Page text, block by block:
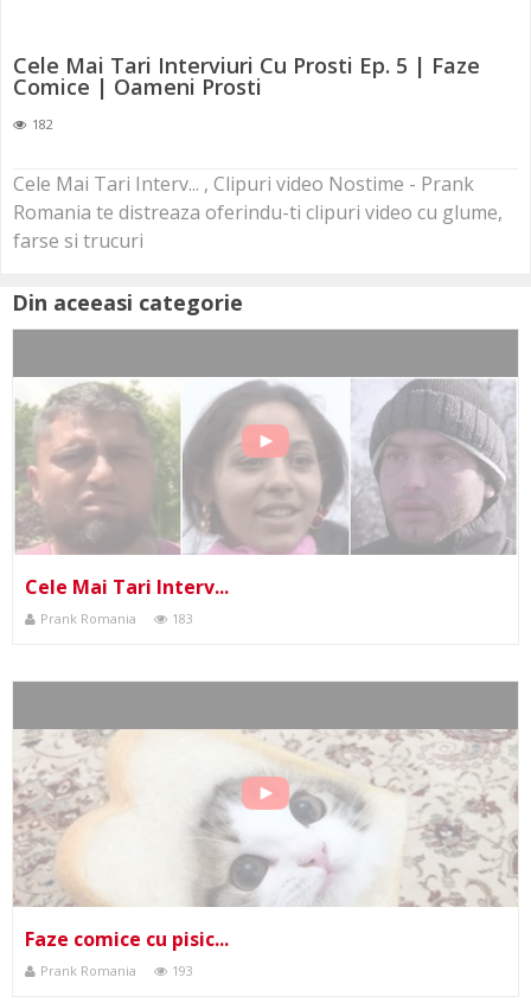
Cele Mai Tari Interviuri Cu Prosti Ep. 5 | Faze
Comice | Oameni Prosti
182
Cele Mai Tari Interv... , Clipuri video Nostime - Prank
Romania te distreaza oferindu-ti clipuri video cu glume,
farse si trucuri
Din aceeasi categorie
Cele Mai Tari Interv...
Prank Romania 183
Faze comice cu pisic...
Prank Romania 193